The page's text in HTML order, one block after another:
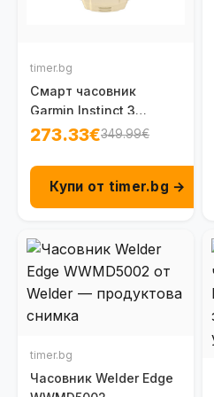
timer.bg
Смарт часовник
Garmin Instinct 3
Amoled 45 мм Citrine
273.33€349.99€
Купи от timer.bg →
timer.bg
Часовник Welder Edge